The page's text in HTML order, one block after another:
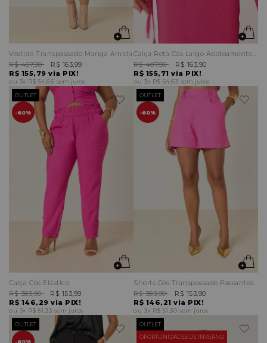
Vestido Transpassado Manga Ampla
R$ 155,79 via PIX!
R$ 407,90 R$ 163,99
3x R$ 54,66 sem juros
Calça Reta Cós Largo Abotoamento Duplo
R$ 155,71 via PIX!
R$ 407,90 R$ 163,90
3x R$ 54,63 sem juros
60%
OUTLET
Calça Cós Elástico
R$ 146,29 via PIX!
R$ 383,90 R$ 153,99
3x R$ 51,33 sem juros
60%
OUTLET
Shorts Cós Transpassado Passantes Duplos
R$ 146,21 via PIX!
R$ 383,90 R$ 153,90
3x R$ 51,30 sem juros
60%
OUTLET
OPORTUNIDADES DE INVERNO
OUTLET